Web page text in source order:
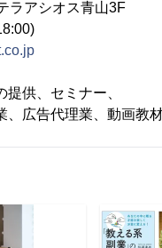
ラアシオス青山3F
供、セミナー、
代理業、動画教